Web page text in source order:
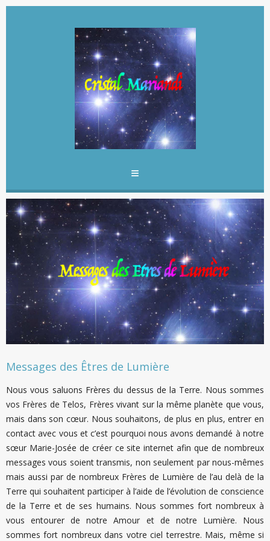
Messages des Êtres de Lumière
Nous vous saluons Frères du dessus de la Terre. Nous sommes
vos Frères de Telos, Frères vivant sur la même planète que vous,
mais dans son cœur. Nous souhaitons, de plus en plus, entrer en
contact avec vous et c’est pourquoi nous avons demandé à notre
sœur Marie-Josée de créer ce site internet afin que de nombreux
messages vous soient transmis, non seulement par nous-mêmes
mais aussi par de nombreux Frères de Lumière de l’au delà de la
Terre qui souhaitent participer à l’aide de l’évolution de conscience
de la Terre et de ses humains. Nous sommes fort nombreux à
vous entourer de notre Amour et de notre Lumière. Nous
sommes fort nombreux dans votre ciel terrestre. Mais, même si